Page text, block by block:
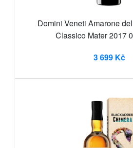
Domini Veneti Amarone
Classico Mater 2017
3 699 Kč